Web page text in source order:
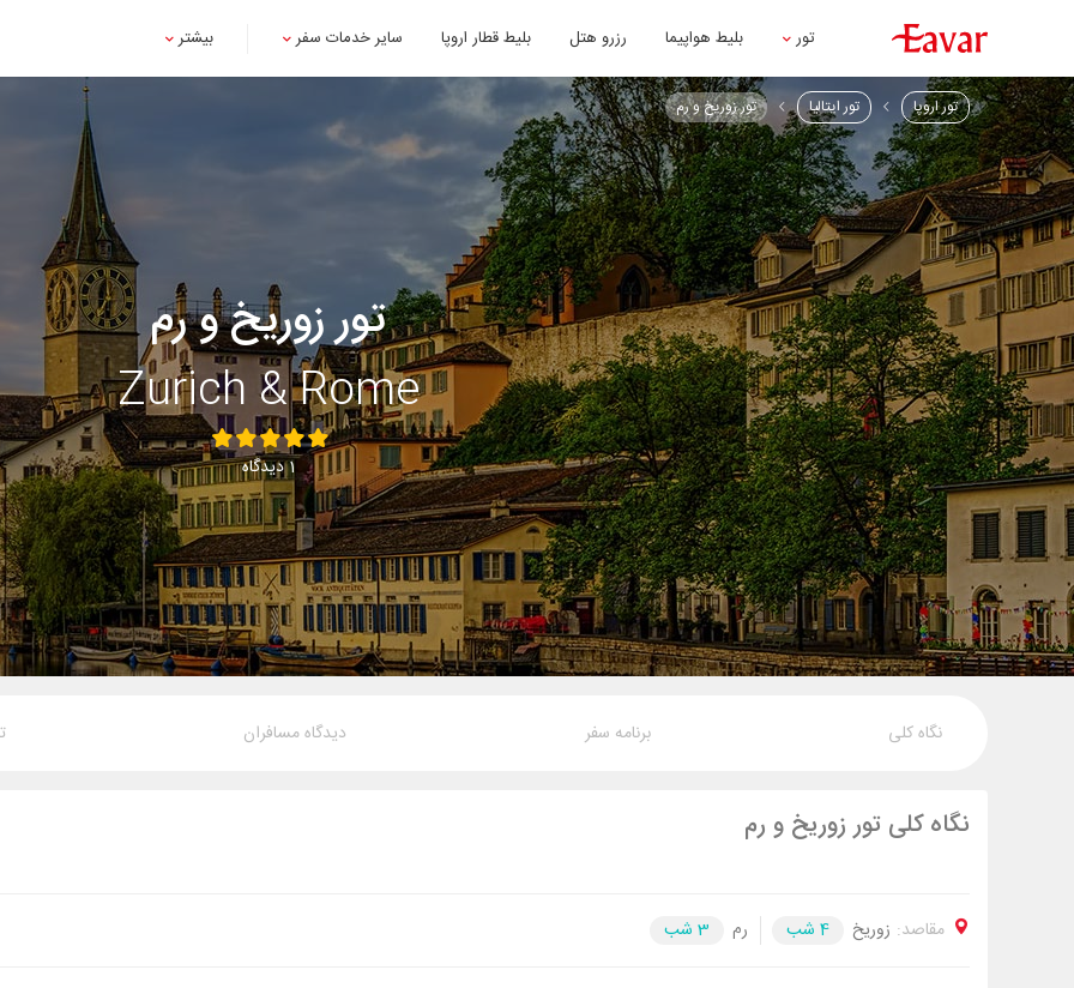
تور بلیط هواپیما رزرو هتل بلیط قطار اروپا سایر خدمات سفر بیشتر
تور اروپا تور ایتالیا تور زوریخ و رم
تور زوریخ و رم
Zurich & Rome
1 دیدگاه
نگاه کلی برنامه سفر دیدگاه مسافران
نگاه کلی تور زوریخ و رم
مقاصد: زوریخ 4 شب رم 3 شب